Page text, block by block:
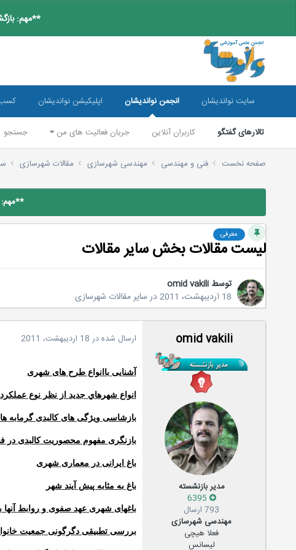
**مهم:
سایت نواندیشان انجمن نواندیشان
تالارهای گفتگو کاربران آنلاین جریان فعالیت های من جستجو
اپلیکیشن نواندیشان کسب
صفحه نخست فنی و مهندسی مهندسی شهرسازی مقالات شهرسازی
**مهم:
معرفی
لیست مقالات بخش سایر مقالات
توسط omid vakili
18 اردیبهشت، 2011
درسایر مقالات شهرسازی
omid vakili
مدیر بازنشسته
793 ارسال
مهندسی شهرسازی
فعلا هیچی
لیسانس
ارسال شده در 18 اردیبهشت، 2011
آشنایی باانواع طرح های شهری
انواع شهرهاي جديد از نظر نوع
بازشاسی ویژگی های کالبدی گرمابه
بازنگری مفهوم محصوریت کالبدی در
باغ ایرانی در معماری شهری
باغ به مثابه پیش آیند شهر
باغهای شهری عهد صفوی و روابط آنها
بررسی تطبیقی دگرگونی جمعیت